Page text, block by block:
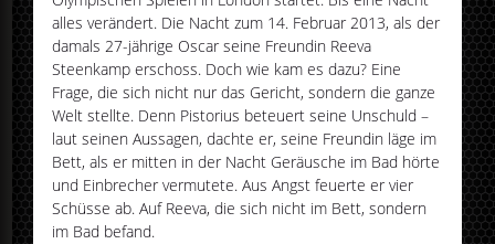
alles verändert. Die Nacht zum 14. Februar 2013, als der
damals 27-jährige Oscar seine Freundin Reeva
Steenkamp erschoss. Doch wie kam es dazu? Eine
Frage, die sich nicht nur das Gericht, sondern die ganze
Welt stellte. Denn Pistorius beteuert seine Unschuld –
laut seinen Aussagen, dachte er, seine Freundin läge im
Bett, als er mitten in der Nacht Geräusche im Bad hörte
und Einbrecher vermutete. Aus Angst feuerte er vier
Schüsse ab. Auf Reeva, die sich nicht im Bett, sondern
im Bad befand.